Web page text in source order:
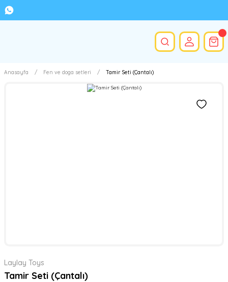
Anasayfa Fen ve doga setleri Tamir Seti (Çantalı)
Laylay Toys
Tamir Seti (Çantalı)